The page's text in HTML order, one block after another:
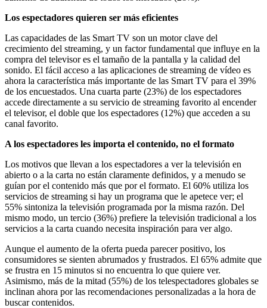
Los espectadores quieren ser más eficientes
Las capacidades de las Smart TV son un motor clave del
crecimiento del streaming, y un factor fundamental que influye en la
compra del televisor es el tamaño de la pantalla y la calidad del
sonido. El fácil acceso a las aplicaciones de streaming de vídeo es
ahora la característica más importante de las Smart TV para el 39%
de los encuestados. Una cuarta parte (23%) de los espectadores
accede directamente a su servicio de streaming favorito al encender
el televisor, el doble que los espectadores (12%) que acceden a su
canal favorito.
A los espectadores les importa el contenido, no el formato
Los motivos que llevan a los espectadores a ver la televisión en
abierto o a la carta no están claramente definidos, y a menudo se
guían por el contenido más que por el formato. El 60% utiliza los
servicios de streaming si hay un programa que le apetece ver; el
55% sintoniza la televisión programada por la misma razón. Del
mismo modo, un tercio (36%) prefiere la televisión tradicional a los
servicios a la carta cuando necesita inspiración para ver algo.
Aunque el aumento de la oferta pueda parecer positivo, los
consumidores se sienten abrumados y frustrados. El 65% admite que
se frustra en 15 minutos si no encuentra lo que quiere ver.
Asimismo, más de la mitad (55%) de los telespectadores globales se
inclinan ahora por las recomendaciones personalizadas a la hora de
buscar contenidos.